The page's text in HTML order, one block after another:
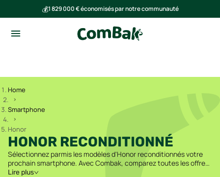
💰1 829 000 € économisés par notre communauté
Home
Smartphone
Honor
HONOR RECONDITIONNÉ
Sélectionnez parmis les modèles d'Honor reconditionnés votre
prochain smartphone. Avec Combak, comparez toutes les offres
de smartphone reconditionné disponibles.
Lire plus